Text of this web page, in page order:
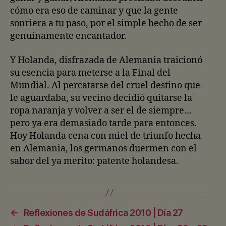
cómo era eso de caminar y que la gente
sonriera a tu paso, por el simple hecho de ser
genuinamente encantador.
Y Holanda, disfrazada de Alemania traicionó
su esencia para meterse a la Final del
Mundial. Al percatarse del cruel destino que
le aguardaba, su vecino decidió quitarse la
ropa naranja y volver a ser el de siempre…
pero ya era demasiado tarde para entonces.
Hoy Holanda cena con miel de triunfo hecha
en Alemania, los germanos duermen con el
sabor del ya merito: patente holandesa.
←
Reflexiones de Sudáfrica 2010 | Día 27